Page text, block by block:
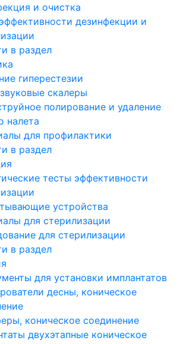
и очистка
дезинфекции и
в раздел
гиперестезии
скалеры
полирование и удаление
налета
для профилактики
в раздел
тесты эффективности
устройства
для стерилизации
для стерилизации
в раздел
для установки имплантатов
десны, коническое
коническое соединение
двухэтапные коническое